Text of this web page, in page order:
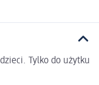
Tylko do użytku